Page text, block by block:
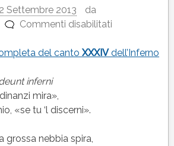
2 Settembre 2013
da
Commenti disabilitati
del
del cantoXXXIVdell’Inferno
inferni
mira»,
«se tu ‘l discerni».
grossa nebbia spira,